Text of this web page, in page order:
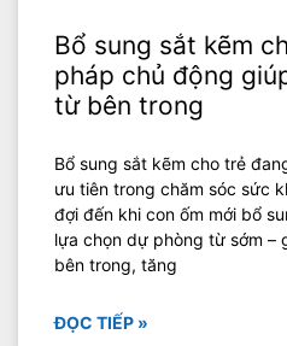
Bổ sung sắt kẽm
pháp chủ động
từ bên trong
Bổ sung sắt kẽm cho trẻ
ưu tiên trong chăm sóc sức
đợi đến khi con ốm mới bổ
lựa chọn dự phòng từ sớm –
bên trong, tăng
ĐỌC TIẾP »